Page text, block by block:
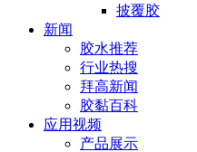
披覆胶
新闻
胶水推荐
行业热搜
拜高新闻
胶黏百科
应用视频
产品展示